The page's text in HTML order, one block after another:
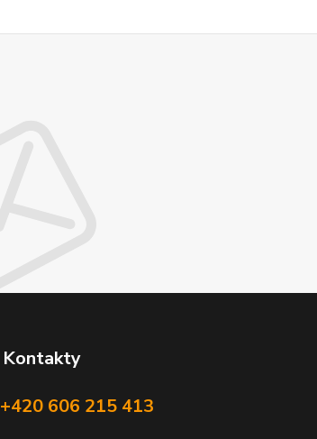
Kontakty
+420 606 215 413